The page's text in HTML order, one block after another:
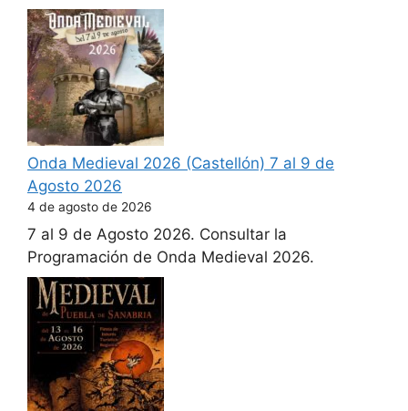
Onda Medieval 2026 (Castellón) 7 al 9 de
Agosto 2026
4 de agosto de 2026
7 al 9 de Agosto 2026. Consultar la
Programación de Onda Medieval 2026.